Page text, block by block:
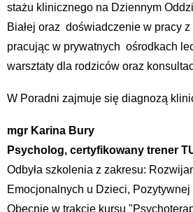
stażu klinicznego na Dziennym
Białej oraz doświadczenie w pracy
pracując w prywatnych ośrodkach
warsztaty dla rodziców oraz
W Poradni zajmuje się diagnozą
mgr Karina Bury
Psycholog, certyfikowany trener
Odbyła szkolenia z zakresu:
Emocjonalnych u Dzieci,
Obecnie w trakcie kursu